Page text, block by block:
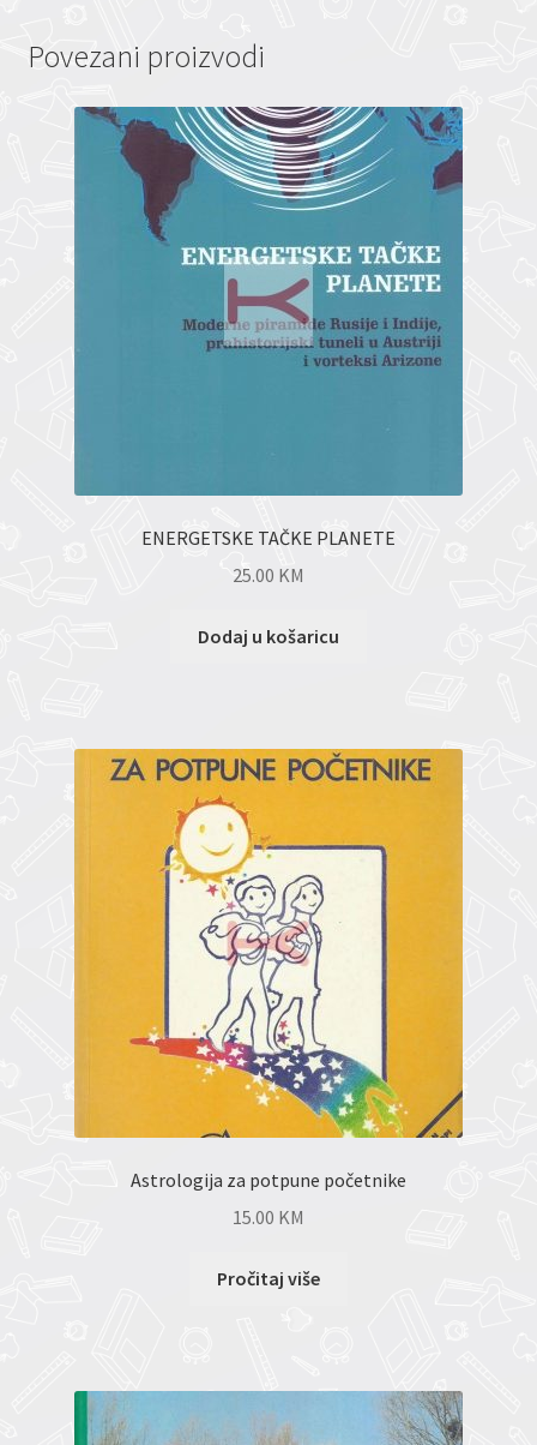
Povezani proizvodi
ENERGETSKE TAČKE PLANETE
25.00 KM
Dodaj u košaricu
Astrologija za potpune početnike
15.00 KM
Pročitaj više